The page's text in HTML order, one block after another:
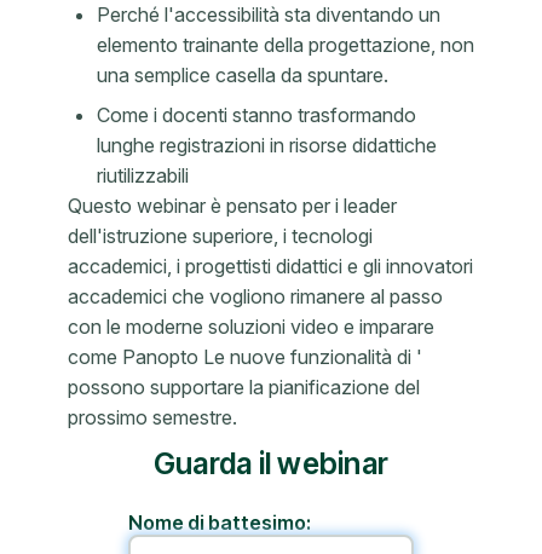
Perché l'accessibilità sta diventando un
elemento trainante della progettazione, non
una semplice casella da spuntare.
Come i docenti stanno trasformando
lunghe registrazioni in risorse didattiche
riutilizzabili
Questo webinar è pensato per i leader
dell'istruzione superiore, i tecnologi
accademici, i progettisti didattici e gli innovatori
accademici che vogliono rimanere al passo
con le moderne soluzioni video e imparare
come Panopto Le nuove funzionalità di '
possono supportare la pianificazione del
prossimo semestre.
Guarda il webinar
Nome di battesimo: